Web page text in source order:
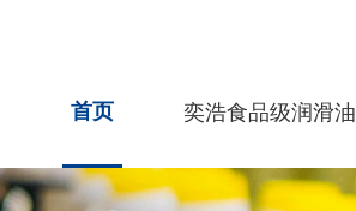
首页 奕浩食品级润滑油